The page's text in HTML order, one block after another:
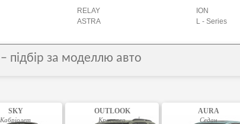
RELAY
ASTRA
ION
L - Series
підбір за моделлю авто
SKY
Кабріолет
OUTLOOK
Кросовер
AURA
Седан